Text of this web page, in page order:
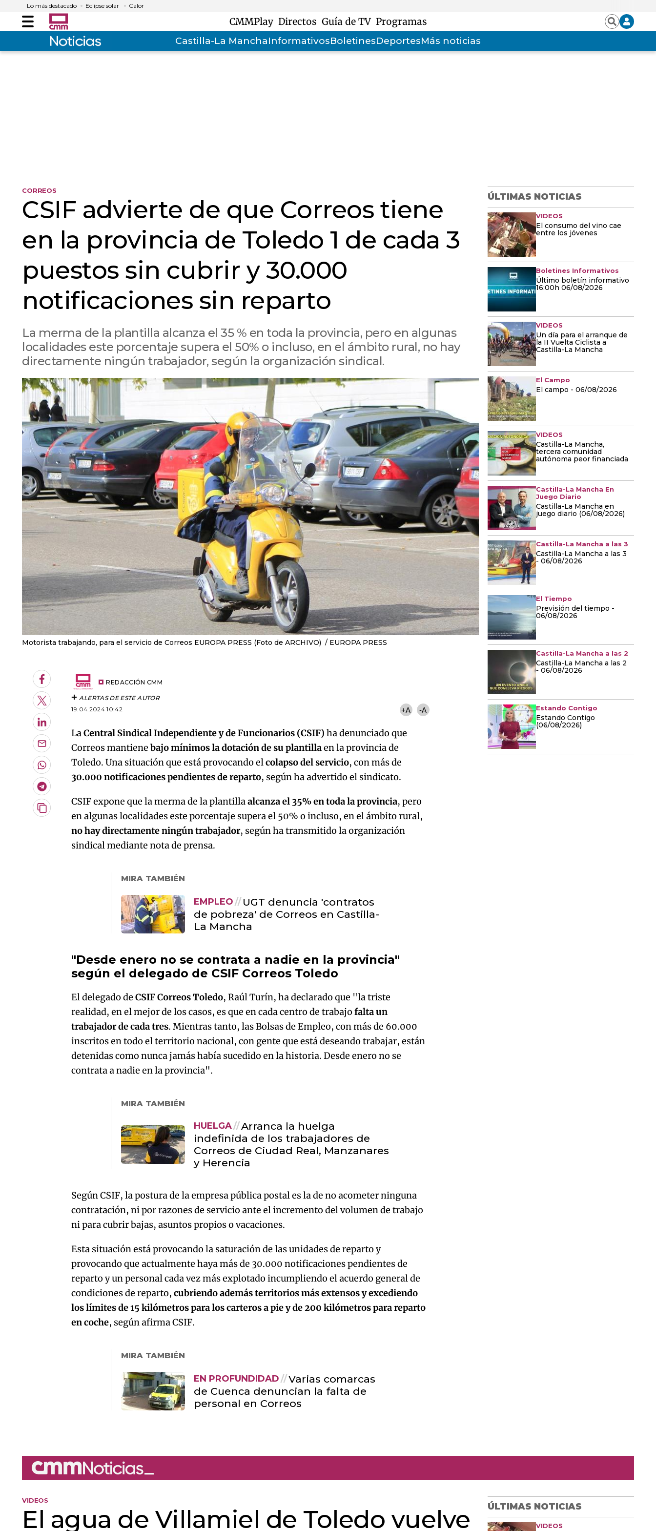
Lo más destacado Eclipse solar Calor
Menú CMMPlay Directos Guía de TV Programas BuscarIniciar
sesión
Castilla-La ManchaInformativosBoletinesDeportesMás noticias
CORREOS
CSIF advierte de que Correos tiene
en la provincia de Toledo 1 de cada 3
puestos sin cubrir y 30.000
notificaciones sin reparto
La merma de la plantilla alcanza el 35 % en toda la provincia, pero en algunas
localidades este porcentaje supera el 50% o incluso, en el ámbito rural, no hay
directamente ningún trabajador, según la organización sindical.
Motorista trabajando, para el servicio de Correos EUROPA PRESS (Foto de ARCHIVO) EUROPA PRESS
Facebook
Twitter
LinkedIn
Enviar
por
Email
Whatsapp
Telegram
Copiar
REDACCIÓN CMM
ALERTAS DE ESTE AUTOR
19.04.2024 10:42
+A -A
LaCentral Sindical Independiente y de Funcionarios (CSIF) ha denunciado que
Correos mantienebajo mínimos la dotación de su plantillaen la provincia de
Toledo. Una situación que está provocando elcolapso del servicio, con más de
30.000 notificaciones pendientes de reparto, según ha advertido el sindicato.
CSIF expone que la merma de la plantillaalcanza el 35% en toda la provincia, pero
en algunas localidades este porcentaje supera el 50% o incluso, en el ámbito rural,
no hay directamente ningún trabajador, según ha transmitido la organización
sindical mediante nota de prensa.
MIRA TAMBIÉN
EMPLEO
UGT denuncia 'contratos
de pobreza' de Correos en Castilla-
La Mancha
"Desde enero no se contrata a nadie en la provincia"
según el delegado de CSIF Correos Toledo
El delegado de CSIF Correos Toledo, Raúl Turín, ha declarado que "la triste
realidad, en el mejor de los casos, es que en cada centro de trabajofalta un
trabajador de cada tres. Mientras tanto, las Bolsas de Empleo, con más de 60.000
inscritos en todo el territorio nacional, con gente que está deseando trabajar, están
detenidas como nunca jamás había sucedido en la historia. Desde enero no se
contrata a nadie en la provincia".
MIRA TAMBIÉN
HUELGA
Arranca la huelga
indefinida de los trabajadores de
Correos de Ciudad Real, Manzanares
y Herencia
Según CSIF, la postura de la empresa pública postal es la de no acometer ninguna
contratación, ni por razones de servicio ante el incremento del volumen de trabajo
ni para cubrir bajas, asuntos propios o vacaciones.
Esta situación está provocando la saturación de las unidades de reparto y
provocando que actualmente haya más de 30.000 notificaciones pendientes de
reparto y un personal cada vez más explotado incumpliendo el acuerdo general de
condiciones de reparto,cubriendo además territorios más extensos y excediendo
los límites de 15 kilómetros para los carteros a pie y de 200 kilómetros para reparto
en coche, según afirma CSIF.
MIRA TAMBIÉN
EN PROFUNDIDAD
Varias comarcas
de Cuenca denuncian la falta de
personal en Correos
ÚLTIMAS NOTICIAS
VIDEOS
El consumo del vino cae
entre los jóvenes
Boletines Informativos
Último boletín informativo
16:00h 06/08/2026
VIDEOS
Un día para el arranque de
la II Vuelta Ciclista a
Castilla-La Mancha
El Campo
El campo - 06/08/2026
VIDEOS
Castilla-La Mancha,
tercera comunidad
autónoma peor financiada
Castilla-La Mancha En
Juego Diario
Castilla-La Mancha en
juego diario (06/08/2026)
Castilla-La Mancha a las 3
Castilla-La Mancha a las 3
- 06/08/2026
El Tiempo
Previsión del tiempo -
06/08/2026
Castilla-La Mancha a las 2
Castilla-La Mancha a las 2
- 06/08/2026
Estando Contigo
Estando Contigo
(06/08/2026)
VIDEOS
El agua de Villamiel de Toledo vuelve ÚLTIMAS NOTICIAS
VIDEOS